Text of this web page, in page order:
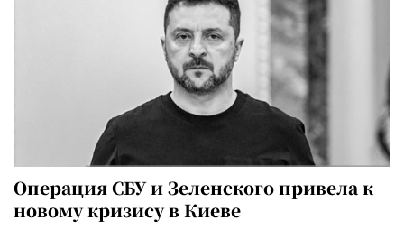
Операция СБУ и Зеленского привела к
новому кризису в Киеве